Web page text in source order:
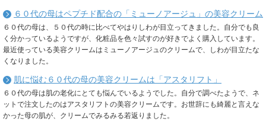
６０代の母はペプチド配合の「ミューノアージュ」の美容クリーム
６０代の母は、５０代の時に比べてやはりしわが目立ってきました。自分でも良
く分かっているようですが、化粧品を色々試すのが好きでよく購入しています。
最近使っている美容クリームはミューノアージュのクリームで、しわが目立たな
くなりました。
肌に悩む６０代の母の美容クリームは「アスタリフト」
６０代の母は肌の老化にとても悩んでいるようでした。自分で調べたようで、ネ
ットで注文したのはアスタリフトの美容クリームです。お世辞にも綺麗と言えな
かった母の肌が、クリームでみるみる若返りました。